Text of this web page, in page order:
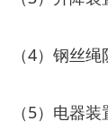
（4）钢丝
（5）电器装